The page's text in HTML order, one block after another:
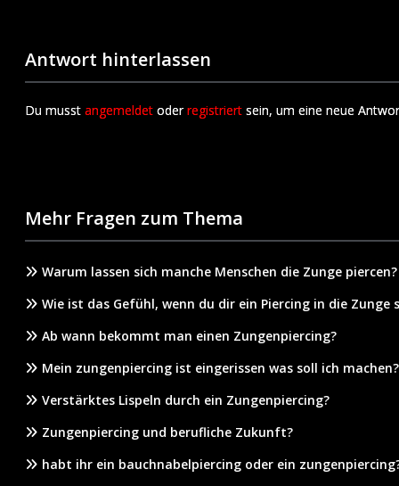
Antwort hinterlassen
Du musst angemeldet oderregistriert sein, um eine neue
Mehr Fragen zum Thema
Warum lassen sich manche Menschen die Zunge piercen?
Wie ist das Gefühl, wenn du dir ein Piercing in die Zunge
Ab wann bekommt man einen Zungenpiercing?
Mein zungenpiercing ist eingerissen was soll ich machen?
Verstärktes Lispeln durch ein Zungenpiercing?
Zungenpiercing und berufliche Zukunft?
habt ihr ein bauchnabelpiercing oder ein